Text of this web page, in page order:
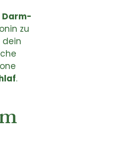
Darm-
zu
dein
.